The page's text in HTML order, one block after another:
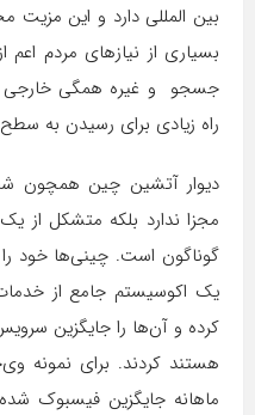
بین المللی دارد و این
بسیاری از نیازهای مردم
جسجو و غیره همگی خارجی
راه زیادی برای رسیدن به سطح
دیوار آتشین چین همچون
مجزا ندارد بلکه متشکل از
گوناگون است. چینی‌ها خود را
یک اکوسیستم جامع از
کرده و آن‌ها را جایگزین
ماهانه جایگزین فیسبوک شده